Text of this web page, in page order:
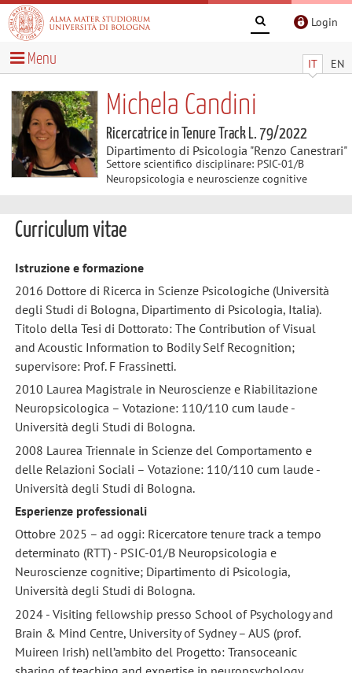
Login
IT EN
Menu
Michela Candini
Ricercatrice in Tenure Track L. 79/2022
Dipartimento di Psicologia "Renzo Canestrari"
Settore scientifico disciplinare: PSIC-01/B
Neuropsicologia e neuroscienze cognitive
Curriculum vitae
Istruzione e formazione
2016 Dottore di Ricerca in Scienze Psicologiche (Università
degli Studi di Bologna, Dipartimento di Psicologia, Italia).
Titolo della Tesi di Dottorato: The Contribution of Visual
and Acoustic Information to Bodily Self Recognition;
supervisore: Prof. F Frassinetti.
2010 Laurea Magistrale in Neuroscienze e Riabilitazione
Neuropsicologica – Votazione: 110/110 cum laude -
Università degli Studi di Bologna.
2008 Laurea Triennale in Scienze del Comportamento e
delle Relazioni Sociali – Votazione: 110/110 cum laude -
Università degli Studi di Bologna.
Esperienze professionali
Ottobre 2025 – ad oggi: Ricercatore tenure track a tempo
determinato (RTT) - PSIC-01/B Neuropsicologia e
Neuroscienze cognitive; Dipartimento di Psicologia,
Università degli Studi di Bologna.
2024 - Visiting fellowship presso School of Psychology and
Brain & Mind Centre, University of Sydney – AUS (prof.
Muireen Irish) nell’ambito del Progetto: Transoceanic